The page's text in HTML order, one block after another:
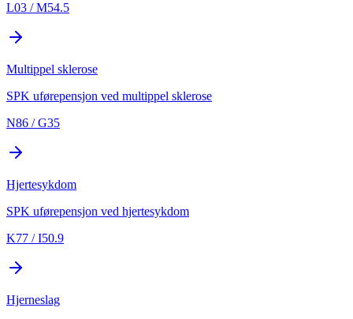
L03 / M54.5
Multippel sklerose
SPK uførepensjon ved multippel sklerose
N86 / G35
Hjertesykdom
SPK uførepensjon ved hjertesykdom
K77 / I50.9
Hjerneslag